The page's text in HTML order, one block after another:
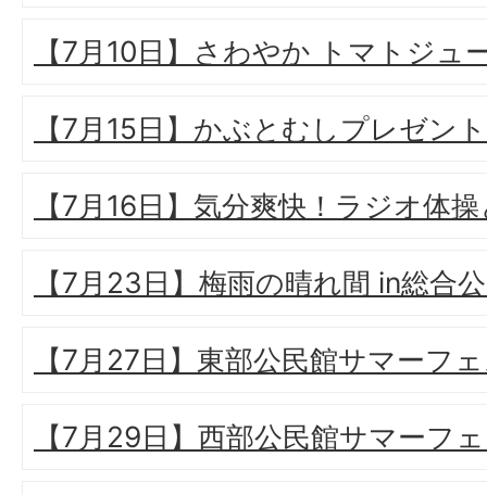
【7月10日】さわやか トマトジュ
【7月15日】かぶとむしプレゼント
【7月16日】気分爽快！ラジオ体
【7月23日】梅雨の晴れ間 in総合
【7月27日】東部公民館サマーフ
【7月29日】西部公民館サマーフ